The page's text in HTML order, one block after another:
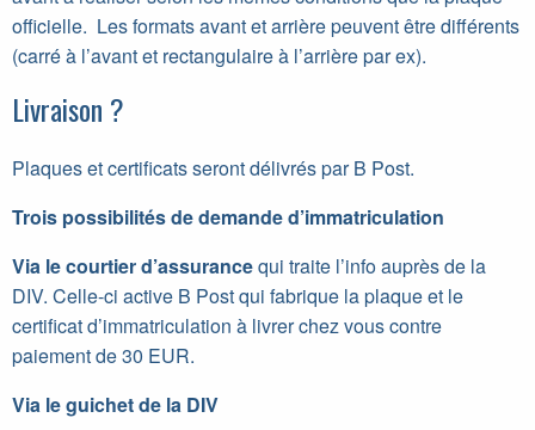
officielle. Les formats avant et arrière peuvent être différents
(carré à l’avant et rectangulaire à l’arrière par ex).
Livraison ?
Plaques et certificats seront délivrés par B Post.
Trois possibilités de demande d’immatriculation
Via le courtier d’assurancequi traite l’info auprès de la
DIV. Celle-ci active B Post qui fabrique la plaque et le
certificat d’immatriculation à livrer chez vous contre
paiement de 30 EUR.
Via le guichet de la DIV